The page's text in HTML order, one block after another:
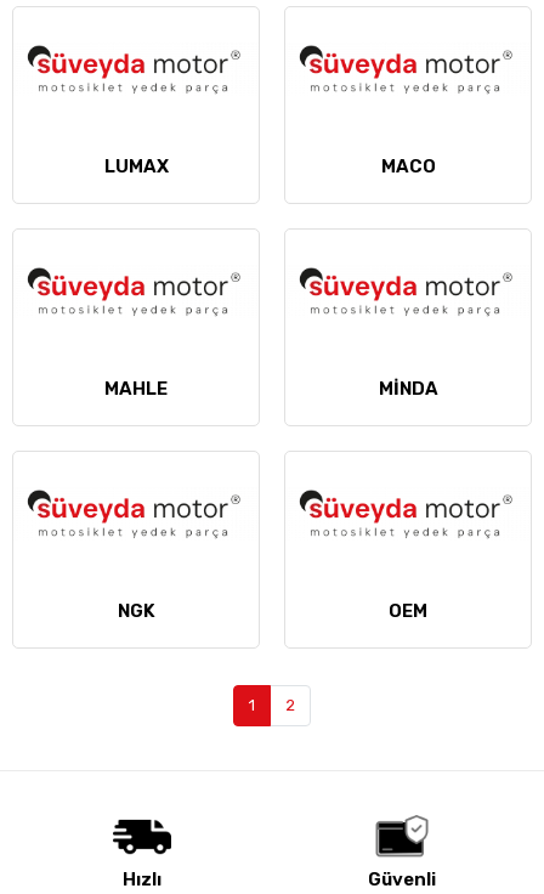
LUMAX MACO
MAHLE MİNDA
NGK OEM
1 2
Hızlı Güvenli